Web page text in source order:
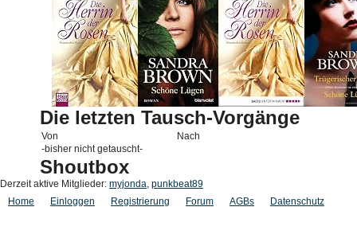
Die letzten Tausch-Vorgänge
Von
Nach
-bisher nicht getauscht-
Shoutbox
Derzeit aktive Mitglieder: myjonda, punkbeat89
Home
Einloggen Registrierung Forum AGBs Datenschutz